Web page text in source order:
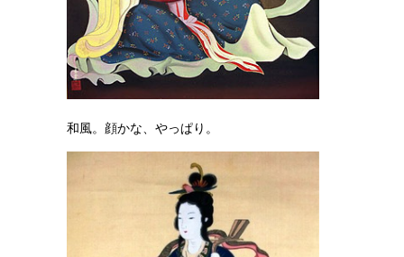
和風。顔かな、やっぱり。